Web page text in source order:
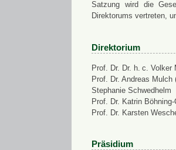
Satzung wird die
Direktorums vertreten,
Direktorium
Prof. Dr. Dr. h. c. Volker
Prof. Dr. Andreas
Stephanie Schwedhelm
Prof. Dr. Katrin
Prof. Dr. Karsten
Präsidium